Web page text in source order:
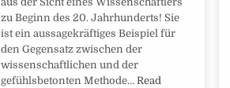
zu Beginn des 20. Jahrhunderts! Sie
ist ein aussagekräftiges Beispiel für
den Gegensatz zwischen der
wissenschaftlichen und der
gefühlsbetonten Methode… Read